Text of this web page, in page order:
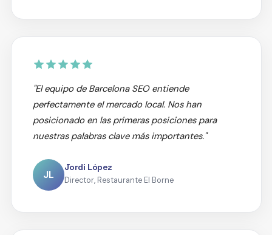
"El equipo de Barcelona SEO entiende
perfectamente el mercado local. Nos han
posicionado en las primeras posiciones para
nuestras palabras clave más importantes."
JL
Jordi López
Director, Restaurante El Borne